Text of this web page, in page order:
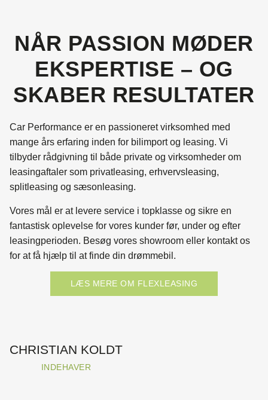
NÅR PASSION MØDER
EKSPERTISE – OG
SKABER RESULTATER
Car Performance er en passioneret virksomhed med
mange års erfaring inden for bilimport og leasing. Vi
tilbyder rådgivning til både private og virksomheder om
leasingaftaler som privatleasing, erhvervsleasing,
splitleasing og sæsonleasing.
Vores mål er at levere service i topklasse og sikre en
fantastisk oplevelse for vores kunder før, under og efter
leasingperioden. Besøg vores showroom eller kontakt os
for at få hjælp til at finde din drømmebil.
LÆS MERE OM FLEXLEASING
CHRISTIAN KOLDT
INDEHAVER